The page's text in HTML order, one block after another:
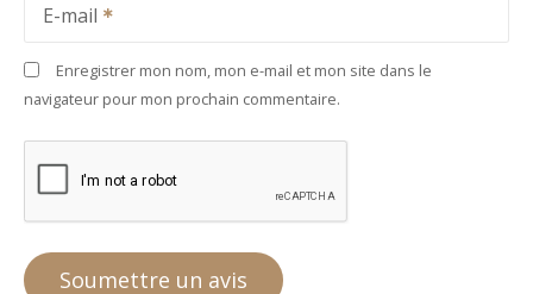
E-mail
Enregistrer mon nom, mon e-mail et mon site dans le
navigateur pour mon prochain commentaire.